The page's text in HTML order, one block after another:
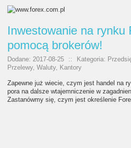
Inwestowanie na rynku
pomocą brokerów!
Dodane: 2017-08-25 ::
Kategoria:
Przelewy, Waluty, Kantory
Zapewne już wiecie, czym jest handel na
pora na dalsze wtajemniczenie w
Zastanówmy się, czym jest określenie